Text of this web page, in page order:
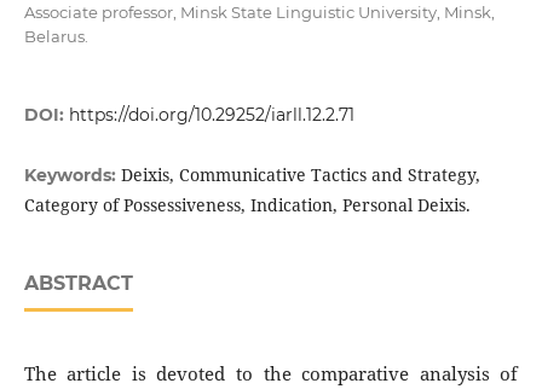
Associate professor, Minsk State Linguistic University, Minsk,
Belarus.
DOI: https://doi.org/10.29252/iarll.12.2.71
Keywords: Deixis, Communicative Tactics and Strategy,
Category of Possessiveness, Indication, Personal Deixis.
ABSTRACT
The article is devoted to the comparative analysis of